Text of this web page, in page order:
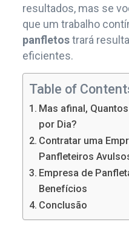
resultados, mas se
que um trabalho
panfletostrará
eficientes.
Table of
Mas afinal,
por Dia?
Contratar uma
Panfleteiros
Empresa de
Benefícios
Conclusão